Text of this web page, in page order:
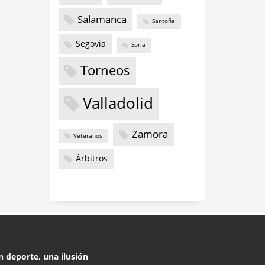
Salamanca Santoña
Segovia Soria
Torneos
Valladolid
Veteranos Zamora
Árbitros
deporte, una ilusión